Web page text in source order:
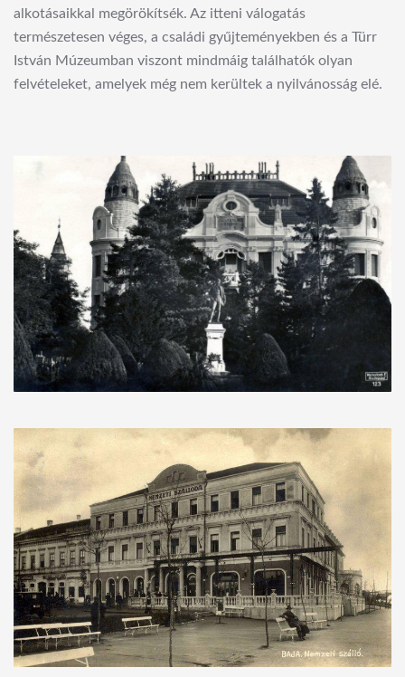
alkotásaikkal megörökítsék. Az itteni válogatás
természetesen véges, a családi gyűjteményekben és a Türr
István Múzeumban viszont mindmáig találhatók olyan
felvételeket, amelyek még nem kerültek a nyilvánosság elé.